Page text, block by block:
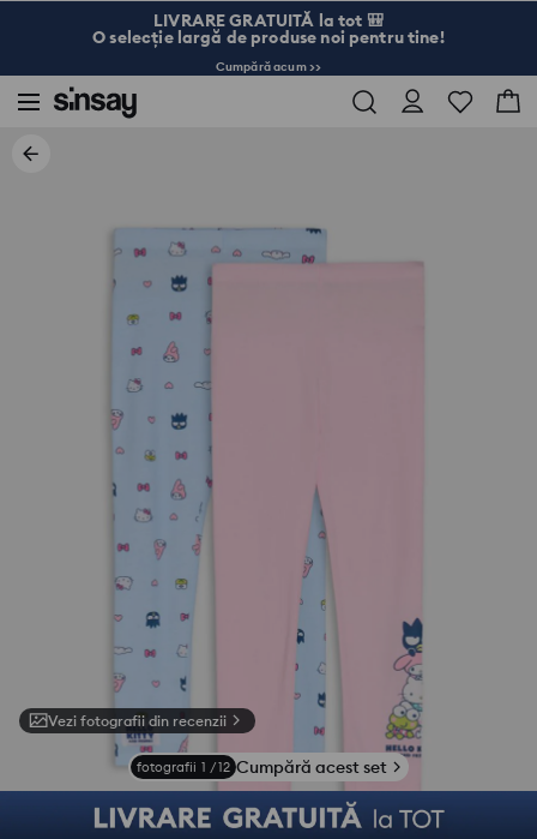
LIVRARE GRATUITĂ la tot 🎒
O selecție largă de produse noi pentru tine!
Cumpără acum >>
Vezi fotografii din recenzii
fotografii 1 /12 Cumpără acest set